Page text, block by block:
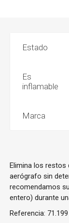
Estado
Es
inflamable
Marca
Elimina los restos
aerógrafo sin
recomendamos
entero) durante
Referencia: 71.199